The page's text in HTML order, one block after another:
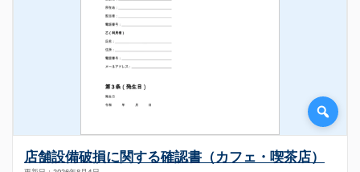
店舗設備破損に関する確認書（カフェ・喫茶店）